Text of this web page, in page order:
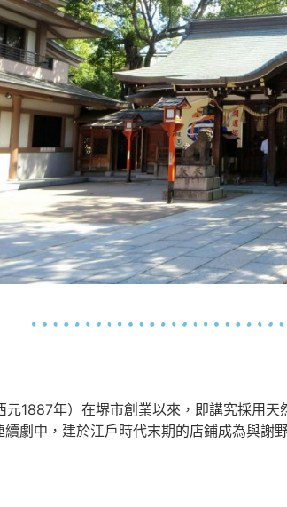
1887年）在堺市創業以來，即講究採用
劇中，建於江戶時代末期的店鋪成為與